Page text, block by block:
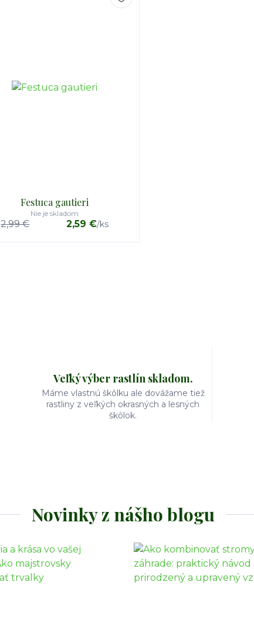
Festuca gautieri
2,99 € 2,59 €/ks
Nie je skladom
Veľký výber rastlín skladom.
Máme vlastnú škôlku ale dovážame tiež
rastliny z veľkých okrasných a lesných
škôlok.
Novinky z nášho blogu